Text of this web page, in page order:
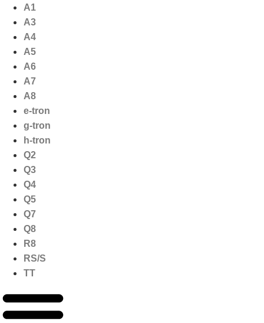
naar
inhoud
A1
A3
A4
A5
A6
A7
A8
e-tron
g-tron
h-tron
Q2
Q3
Q4
Q5
Q7
Q8
R8
RS/S
TT